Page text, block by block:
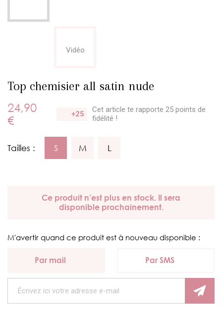
Vidéo
Top chemisier all satin nude
24,90
€
+25 Cet article te rapporte 25 points de
fidélité !
Tailles : S M L
Ce produit n’est plus en stock. Il sera
disponible prochainement.
M'avertir quand ce produit est à nouveau disponible :
Par mail Par SMS